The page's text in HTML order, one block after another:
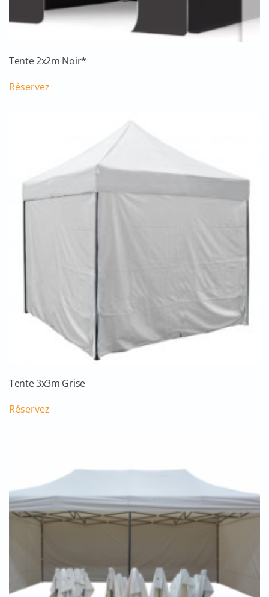
Tente 2x2m Noir*
Réservez
Tente 3x3m Grise
Réservez